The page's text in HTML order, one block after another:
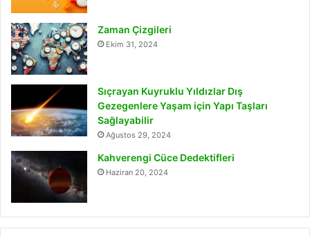
Zaman Çizgileri
Ekim 31, 2024
Sıçrayan Kuyruklu Yıldızlar Dış
Gezegenlere Yaşam için Yapı Taşları
Sağlayabilir
Ağustos 29, 2024
Kahverengi Cüce Dedektifleri
Haziran 20, 2024